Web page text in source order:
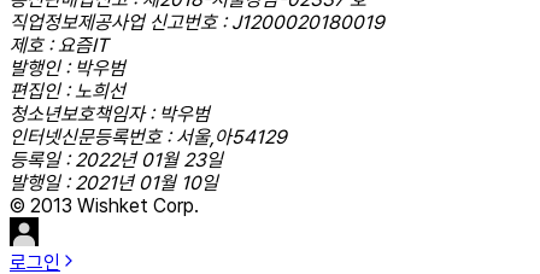
직업정보제공사업 신고번호 : J1200020180019
제호 : 요즘IT
발행인 : 박우범
편집인 : 노희선
청소년보호책임자 : 박우범
인터넷신문등록번호 : 서울,아54129
등록일 : 2022년 01월 23일
발행일 : 2021년 01월 10일
© 2013 Wishket Corp.
로그인